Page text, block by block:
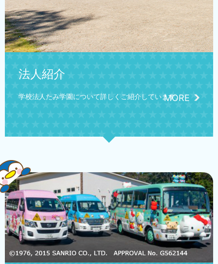
法人紹介
学校法人たみ学園について詳しくご紹介しています。
MORE